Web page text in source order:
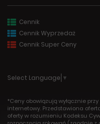
Cennik
Cennik Wyprzedaż
Cennik Super Ceny
Select Language ▼
*Ceny obowiązują wyłącznie
internetowy. Przedstawiona
oferty w rozumieniu Kodeksu